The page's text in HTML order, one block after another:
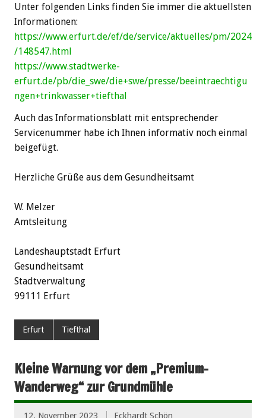
Unter folgenden Links finden Sie immer die aktuellsten
Informationen:
https://www.erfurt.de/ef/de/service/aktuelles/pm/2024
/148547.html
https://www.stadtwerke-
erfurt.de/pb/die_swe/die+swe/presse/beeintraechtigu
ngen+trinkwasser+tiefthal
Auch das Informationsblatt mit entsprechender
Servicenummer habe ich Ihnen informativ noch einmal
beigefügt.
Herzliche Grüße aus dem Gesundheitsamt
W. Melzer
Amtsleitung
Landeshauptstadt Erfurt
Gesundheitsamt
Stadtverwaltung
99111 Erfurt
Erfurt Tiefthal
Kleine Warnung vor dem „Premium-
Wanderweg“ zur Grundmühle
12. November 2023 Eckhardt Schön